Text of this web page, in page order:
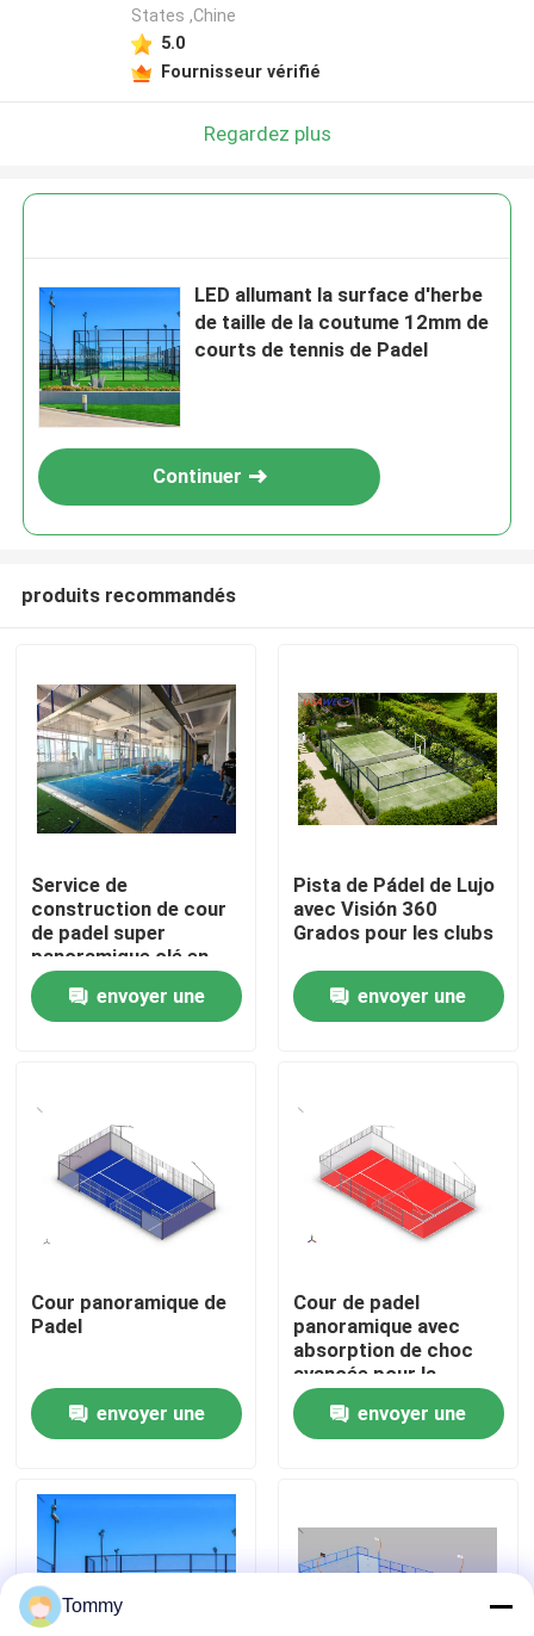
Accueil
Produits
À propos de nous
Visite de l'usine
Contrôle de qualité
Nous contacter
Cas
Demander un devis
States ,Chine
5.0
Fournisseur vérifié
Regardez plus
LED allumant la surface d'herbe
de taille de la coutume 12mm de
courts de tennis de Padel
Continuer
produits recommandés
Service de
construction de cour
de padel super
panoramique clé en
main
envoyer une
Pista de Pádel de Lujo
avec Visión 360
Grados pour les clubs
envoyer une
Cour panoramique de
Padel
envoyer une
Cour de padel
panoramique avec
absorption de choc
avancée pour la
sécurité des joueurs
envoyer une
Tommy